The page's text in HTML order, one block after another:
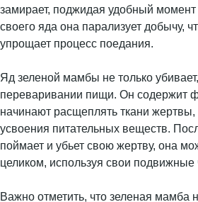
замирает, поджидая удобный
своего яда она парализует добычу,
упрощает процесс поедания.
Яд зеленой мамбы не только
переваривании пищи. Он содержит
начинают расщеплять ткани жертвы,
усвоения питательных веществ.
поймает и убьет свою жертву, она
целиком, используя свои подвижные
Важно отметить, что зеленая мамба